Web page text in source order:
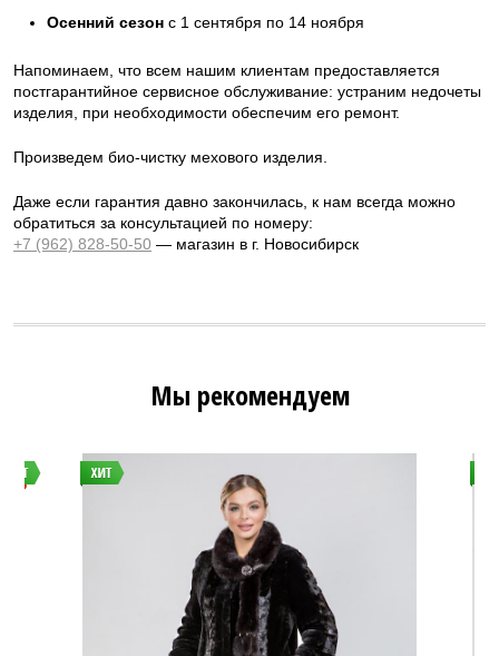
Осенний сезон с 1 сентября по 14 ноября
Напоминаем, что всем нашим клиентам предоставляется
постгарантийное сервисное обслуживание: устраним недочеты
изделия, при необходимости обеспечим его ремонт.
Произведем био-чистку мехового изделия.
Даже если гарантия давно закончилась, к нам всегда можно
обратиться за консультацией по номеру:
+7 (962) 828-50-50 — магазин в г. Новосибирск
Мы рекомендуем